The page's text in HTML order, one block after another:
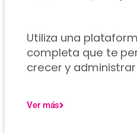
Utiliza una
completa que te
crecer y
Ver más